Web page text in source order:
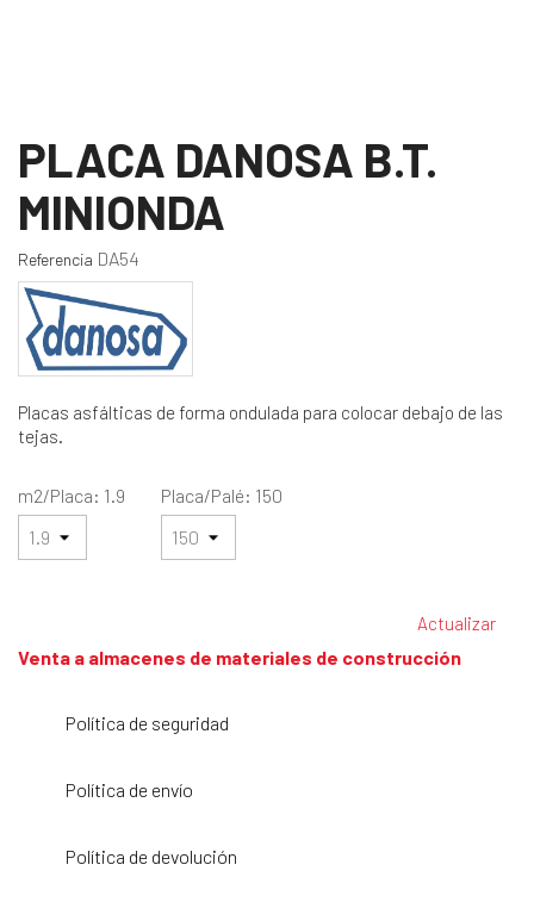
PLACA DANOSA B.T.
MINIONDA
Referencia DA54
Placas asfálticas de forma ondulada para colocar debajo de las
tejas.
m2/Placa: 1.9 Placa/Palé: 150
Venta a almacenes de materiales de construcción
Política de seguridad
Política de envío
Política de devolución